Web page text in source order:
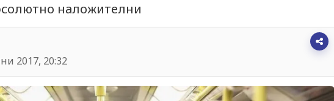
наложителни
2017, 20:32